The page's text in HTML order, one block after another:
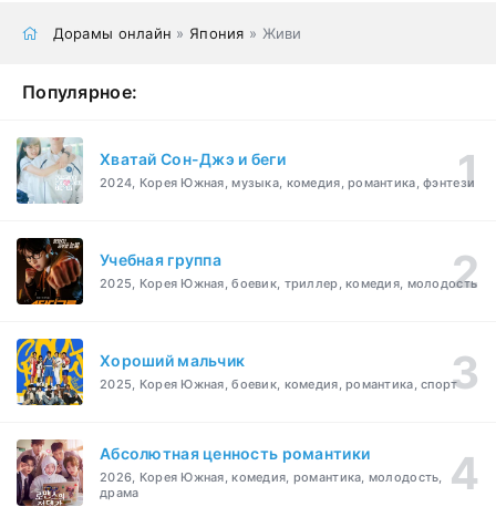
Дорамы онлайн » Япония » Живи
Популярное:
Хватай Сон-Джэ и беги
2024, Корея Южная, музыка, комедия, романтика, фэнтези
Учебная группа
2025, Корея Южная, боевик, триллер, комедия, молодость
Хороший мальчик
2025, Корея Южная, боевик, комедия, романтика, спорт
Абсолютная ценность романтики
2026, Корея Южная, комедия, романтика, молодость,
драма